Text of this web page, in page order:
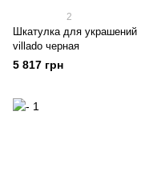
2
Шкатулка для украшений
villado черная
5 817 грн